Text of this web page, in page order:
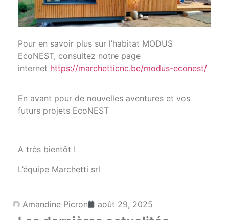
Pour en savoir plus sur l’habitat MODUS
EcoNEST, consultez notre page
internet https://marchetticnc.be/modus-econest/
En avant pour de nouvelles aventures et vos
futurs projets EcoNEST
A très bientôt !
L’équipe Marchetti srl
Amandine Picron août 29, 2025